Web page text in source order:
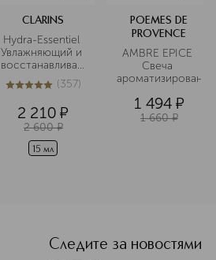
CLARINS
Hydra-Essentiel
Увлажняющий и
восстанавливающий
бальзам для губ
5из 5357 (357)
2 210 ¤
2 600 ¤
15 мл
POEMES DE
PROVENCE
AMBRE EPICE
Свеча
1 494 ¤
1 660 ¤
Следите за новостями